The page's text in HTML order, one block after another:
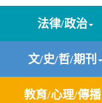
法律/政治
文/史/哲/期刊
教育/心理/傳播